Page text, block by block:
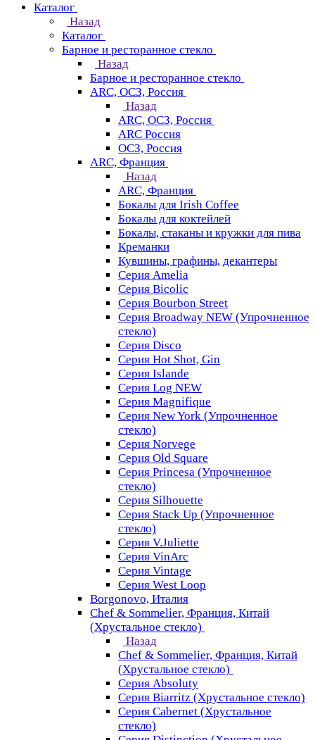
Каталог
Назад
Каталог
Барное и ресторанное стекло
Назад
Барное и ресторанное стекло
ARC, ОСЗ, Россия
Назад
ARC, ОСЗ, Россия
ARC Россия
ОСЗ, Россия
ARC, Франция
Назад
ARC, Франция
Бокалы для Irish Coffee
Бокалы для коктейлей
Бокалы, стаканы и кружки для пива
Креманки
Кувшины, графины, декантеры
Серия Amelia
Серия Bicolic
Серия Bourbon Street
Серия Broadway NEW (Упрочненное
стекло)
Серия Disco
Серия Hot Shot, Gin
Серия Islande
Серия Log NEW
Серия Magnifique
Серия New York (Упрочненное
стекло)
Серия Norvege
Серия Old Square
Серия Princesa (Упрочненное
стекло)
Серия Silhouette
Серия Stack Up (Упрочненное
стекло)
Серия V.Juliette
Серия VinArc
Серия Vintage
Серия West Loop
Borgonovo, Италия
Chef & Sommelier, Франция, Китай
(Хрустальное стекло)
Назад
Chef & Sommelier, Франция, Китай
(Хрустальное стекло)
Серия Absoluty
Серия Biarritz (Хрустальное стекло)
Серия Cabernet (Хрустальное
стекло)